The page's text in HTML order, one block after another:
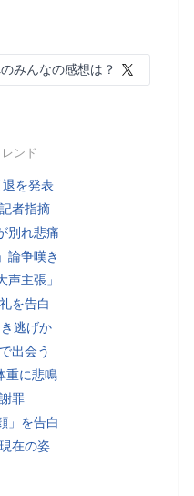
みんなの感想は？
レンド
を発表
者指摘
別れ悲痛
論争嘆き
主張」
を告白
逃げか
出会う
重に悲鳴
罪
」を告白
在の姿